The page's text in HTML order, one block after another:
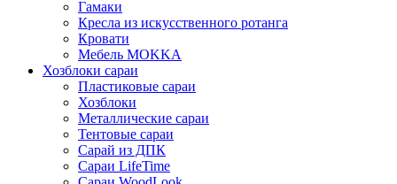
Гамаки
Кресла из искусственного ротанга
Кровати
Мебель MOKKA
Хозблоки сараи
Пластиковые сараи
Хозблоки
Металлические сараи
Тентовые сараи
Сарай из ДПК
Cараи LifeTime